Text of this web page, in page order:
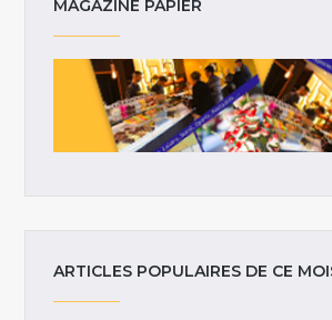
MAGAZINE PAPIER
ARTICLES POPULAIRES DE CE